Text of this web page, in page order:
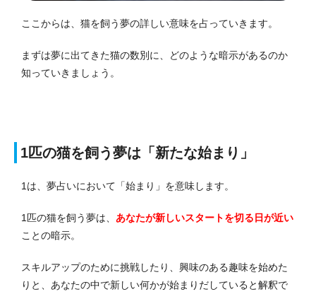
ここからは、猫を飼う夢の詳しい意味を占っていきます。
まずは夢に出てきた猫の数別に、どのような暗示があるのか
知っていきましょう。
1匹の猫を飼う夢は「新たな始まり」
1は、夢占いにおいて「始まり」を意味します。
1匹の猫を飼う夢は、 あなたが新しいスタートを切る日が近い
ことの暗示。
スキルアップのために挑戦したり、興味のある趣味を始めた
りと、あなたの中で新しい何かが始まりだしていると解釈で